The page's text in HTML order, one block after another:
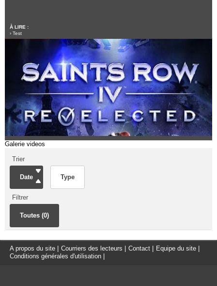
À LIRE :
› Test
Galerie videos
Trier
Date Type
Filtrer
Toutes (0)
A propos du site Courriers des lecteurs Contact Equipe du site
Conditions générales d'utilisation